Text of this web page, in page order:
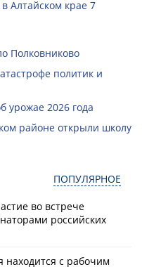
Алтайском крае 7
Полковниково
политик и
урожае 2026 года
районе открыли школу
ПОПУЛЯРНОЕ
во встрече
российских
находится с рабочим